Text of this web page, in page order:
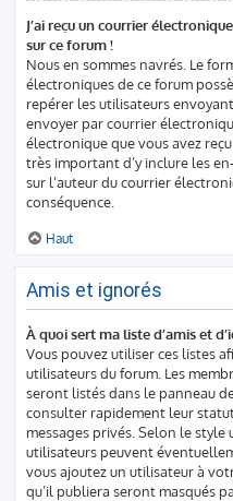
J’ai reçu un courrier
sur ce forum !
Nous en sommes navrés. Le
électroniques de ce forum
repérer les utilisateurs
envoyer par courrier
électronique que vous avez
très important d’y inclure les
sur l’auteur du courrier
conséquence.
Haut
Amis et ignorés
À quoi sert ma liste d’amis et
Vous pouvez utiliser ces listes
utilisateurs du forum. Les
seront listés dans le panneau
consulter rapidement leur
messages privés. Selon le style
utilisateurs peuvent
vous ajoutez un utilisateur à
qu’il publiera seront masqués